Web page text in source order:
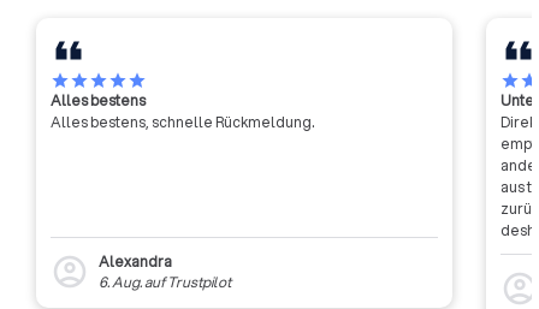
starstarstarstarstar
Alles bestens
Alles bestens, schnelle Rückmeldung.
account_circle
Alexandra
6. Aug.auf Trustpilot
starstar
aus
dass
account_circle